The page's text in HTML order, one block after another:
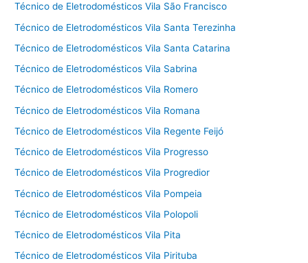
Técnico de Eletrodomésticos Vila São Francisco
Técnico de Eletrodomésticos Vila Santa Terezinha
Técnico de Eletrodomésticos Vila Santa Catarina
Técnico de Eletrodomésticos Vila Sabrina
Técnico de Eletrodomésticos Vila Romero
Técnico de Eletrodomésticos Vila Romana
Técnico de Eletrodomésticos Vila Regente Feijó
Técnico de Eletrodomésticos Vila Progresso
Técnico de Eletrodomésticos Vila Progredior
Técnico de Eletrodomésticos Vila Pompeia
Técnico de Eletrodomésticos Vila Polopoli
Técnico de Eletrodomésticos Vila Pita
Técnico de Eletrodomésticos Vila Pirituba